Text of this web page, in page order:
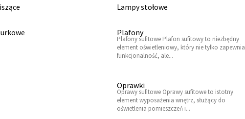
Lampy stołowe
Plafony
Plafony sufitowe Plafon sufitowy to niezbędny
element oświetleniowy, który nie tylko zapewnia
funkcjonalność, ale...
Oprawki
Oprawy sufitowe Oprawy sufitowe to istotny
element wyposażenia wnętrz, służący do
oświetlenia pomieszczeń i...